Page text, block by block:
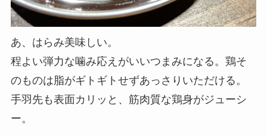
あ、はらみ美味しい。
程よい弾力な噛み応えがいいつまみになる。鶏そ
のものは脂がギトギトせずあっさりいただける。
手羽先も表面カリッと、筋肉質な鶏身がジューシ
ー。